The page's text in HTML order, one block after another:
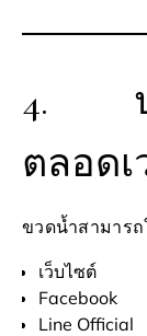
4. ปร
ตลอดเ
ขวดน้ำสามารถ
เว็บไซต์
Facebook
Line Official